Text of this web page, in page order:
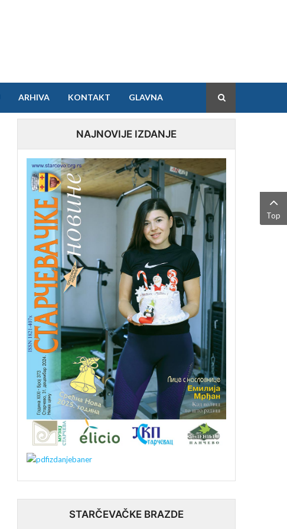
ARHIVA KONTAKT GLAVNA
NAJNOVIJE IZDANJE
STARČEVAČKE BRAZDE
Top